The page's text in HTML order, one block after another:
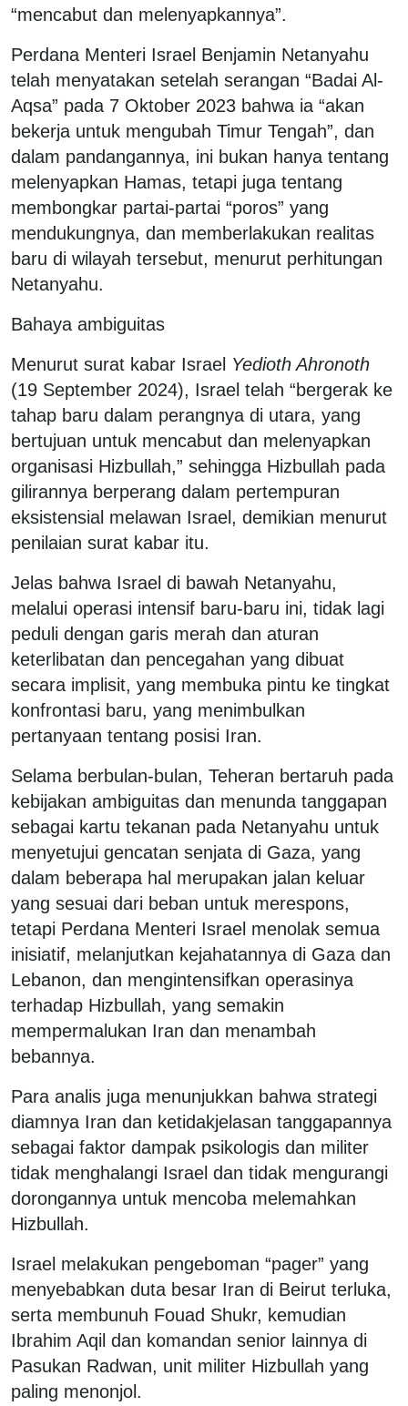
“mencabut dan melenyapkannya”.
Perdana Menteri Israel Benjamin Netanyahu
telah menyatakan setelah serangan “Badai Al-
Aqsa” pada 7 Oktober 2023 bahwa ia “akan
bekerja untuk mengubah Timur Tengah”, dan
dalam pandangannya, ini bukan hanya tentang
melenyapkan Hamas, tetapi juga tentang
membongkar partai-partai “poros” yang
mendukungnya, dan memberlakukan realitas
baru di wilayah tersebut, menurut perhitungan
Netanyahu.
Bahaya ambiguitas
Menurut surat kabar Israel Yedioth Ahronoth
(19 September 2024), Israel telah “bergerak ke
tahap baru dalam perangnya di utara, yang
bertujuan untuk mencabut dan melenyapkan
organisasi Hizbullah,” sehingga Hizbullah pada
gilirannya berperang dalam pertempuran
eksistensial melawan Israel, demikian menurut
penilaian surat kabar itu.
Jelas bahwa Israel di bawah Netanyahu,
melalui operasi intensif baru-baru ini, tidak lagi
peduli dengan garis merah dan aturan
keterlibatan dan pencegahan yang dibuat
secara implisit, yang membuka pintu ke tingkat
konfrontasi baru, yang menimbulkan
pertanyaan tentang posisi Iran.
Selama berbulan-bulan, Teheran bertaruh pada
kebijakan ambiguitas dan menunda tanggapan
sebagai kartu tekanan pada Netanyahu untuk
menyetujui gencatan senjata di Gaza, yang
dalam beberapa hal merupakan jalan keluar
yang sesuai dari beban untuk merespons,
tetapi Perdana Menteri Israel menolak semua
inisiatif, melanjutkan kejahatannya di Gaza dan
Lebanon, dan mengintensifkan operasinya
terhadap Hizbullah, yang semakin
mempermalukan Iran dan menambah
bebannya.
Para analis juga menunjukkan bahwa strategi
diamnya Iran dan ketidakjelasan tanggapannya
sebagai faktor dampak psikologis dan militer
tidak menghalangi Israel dan tidak mengurangi
dorongannya untuk mencoba melemahkan
Hizbullah.
Israel melakukan pengeboman “pager” yang
menyebabkan duta besar Iran di Beirut terluka,
serta membunuh Fouad Shukr, kemudian
Ibrahim Aqil dan komandan senior lainnya di
Pasukan Radwan, unit militer Hizbullah yang
paling menonjol.